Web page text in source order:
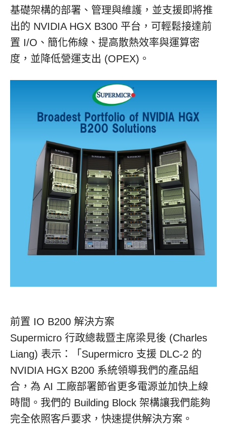
基礎架構的部署、管理與維護，並支援即將推
出的 NVIDIA HGX B300 平台，可輕鬆接達前
置 I/O、簡化佈線、提高散熱效率與運算密
度，並降低營運支出 (OPEX)。
前置 IO B200 解決方案
Supermicro 行政總裁暨主席梁見後 (Charles
Liang) 表示：「Supermicro 支援 DLC-2 的
NVIDIA HGX B200 系統領導我們的產品組
合，為 AI 工廠部署節省更多電源並加快上線
時間。我們的 Building Block 架構讓我們能夠
完全依照客戶要求，快速提供解決方案。